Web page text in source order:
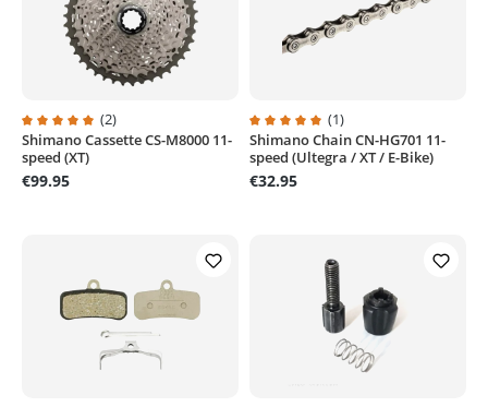
Average rating of 5 out of 5 stars
(2)
Shimano Cassette CS-M8000 11-
speed (XT)
€99.95
Average rating of 5 out of 5 stars
(1)
Shimano Chain CN-HG701 11-
speed (Ultegra / XT / E-Bike)
€32.95